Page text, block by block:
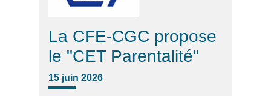
La CFE-CGC propose
le "CET Parentalité"
15 juin 2026